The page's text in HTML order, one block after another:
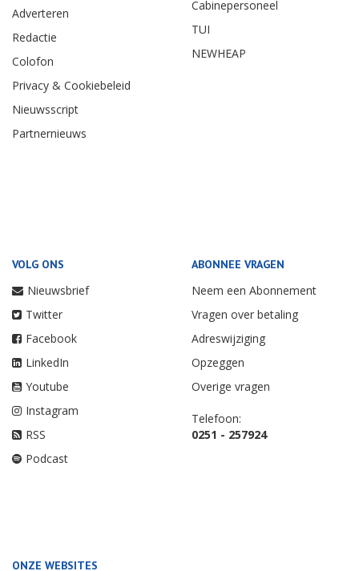
Adverteren
Redactie
Colofon
Privacy & Cookiebeleid
Nieuwsscript
Partnernieuws
Cabinepersoneel
TUI
NEWHEAP
VOLG ONS
Nieuwsbrief
Twitter
Facebook
LinkedIn
Youtube
Instagram
RSS
Podcast
ABONNEE VRAGEN
Neem een Abonnement
Vragen over betaling
Adreswijziging
Opzeggen
Overige vragen
Telefoon:
0251 - 257924
ONZE WEBSITES